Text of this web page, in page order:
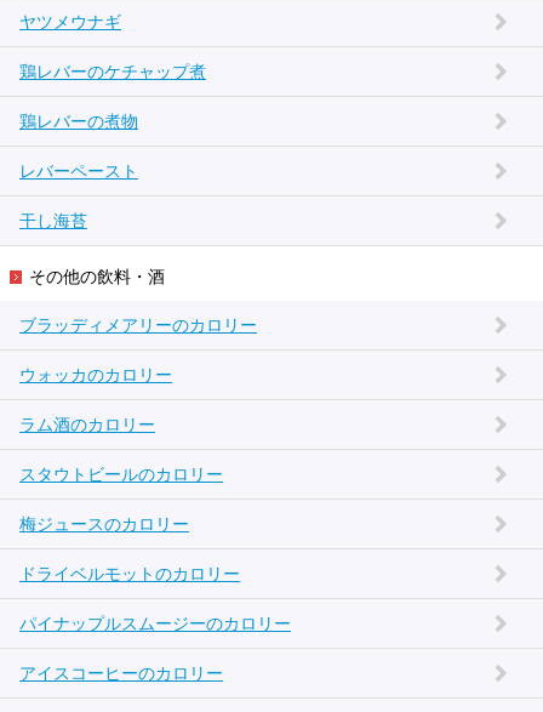
ヤツメウナギ
鶏レバーのケチャップ煮
鶏レバーの煮物
レバーペースト
干し海苔
その他の飲料・酒
ブラッディメアリーのカロリー
ウォッカのカロリー
ラム酒のカロリー
スタウトビールのカロリー
梅ジュースのカロリー
ドライベルモットのカロリー
パイナップルスムージーのカロリー
アイスコーヒーのカロリー